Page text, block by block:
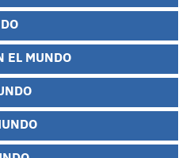
EL MUNDO